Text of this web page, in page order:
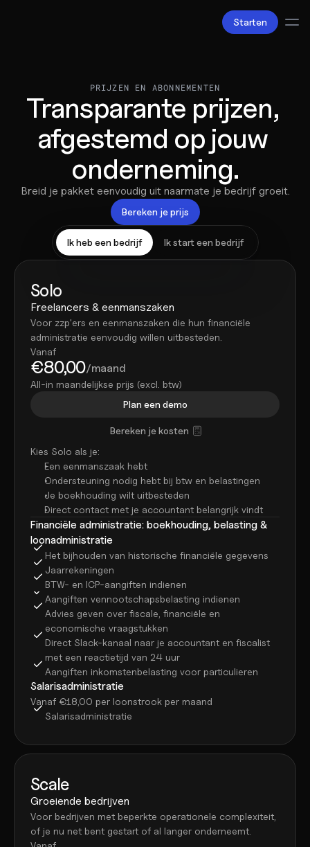
Starten
Salarisadministratie
Belastingzaken
Producten
Bv oprichten
Zakelijke accounts en bankpassen
Over ons
Pricing plans
Pricing calculator
Bronnen
Partners
Juridisch
Werken bij
Support
Helpcentrum
Changelog
Select Language
Inloggen
PRIJZEN EN ABONNEMENTEN
Transparante prijzen,
afgestemd op jouw
onderneming.
Breid je pakket eenvoudig uit naarmate je bedrijf groeit.
Bereken je prijs
Ik heb een bedrijf Ik start een bedrijf
Solo
Freelancers & eenmanszaken
Voor zzp'ers en eenmanszaken die hun financiële
administratie eenvoudig willen uitbesteden.
Vanaf
€80,00/maand
All-in maandelijkse prijs (excl. btw)
Plan een demo
Bereken je kosten
Kies Solo als je:
Een eenmanszaak hebt
Ondersteuning nodig hebt bij btw en belastingen
Je boekhouding wilt uitbesteden
Direct contact met je accountant belangrijk vindt
Financiële administratie: boekhouding, belasting &
loonadministratie
Het bijhouden van historische financiële gegevens
Jaarrekeningen
BTW- en ICP-aangiften indienen
Aangiften vennootschapsbelasting indienen
Advies geven over fiscale, financiële en
economische vraagstukken
Direct Slack-kanaal naar je accountant en fiscalist
met een reactietijd van 24 uur
Aangiften inkomstenbelasting voor particulieren
Salarisadministratie
Vanaf €18,00 per loonstrook per maand
Salarisadministratie
Scale
Groeiende bedrijven
Voor bedrijven met beperkte operationele complexiteit,
of je nu net bent gestart of al langer onderneemt.